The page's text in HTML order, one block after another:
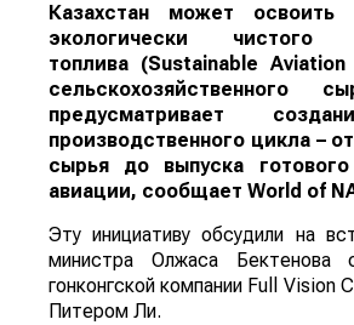
Казахстан может освоить
экологически чистого
топлива (Sustainable
сельскохозяйственного
предусматривает
производственного цикла –
сырья до выпуска
авиации, сообщает World of
Эту инициативу обсудили на
министра Олжаса Бектенова
гонконгской компании Full Vision
Питером Ли.